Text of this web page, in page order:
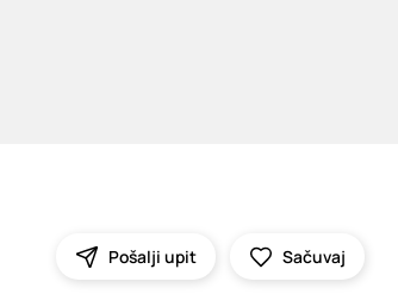
Pošalji upit Sačuvaj